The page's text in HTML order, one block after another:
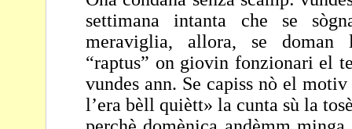
settimana intanta che se
meraviglia, allora, se doman
“raptus” on giovin fonzionari el
vundes ann. Se capiss nò el
l’era bèll quiètt» la cunta sù la